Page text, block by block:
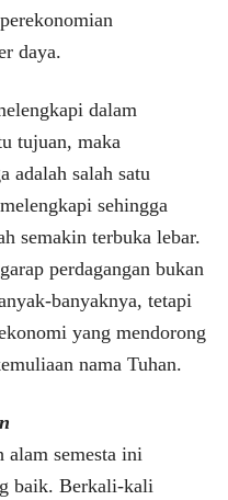
daya.
dalam
tujuan, maka
adalah salah satu
sehingga
semakin terbuka lebar.
perdagangan bukan
banyaknya, tetapi
yang mendorong
nama Tuhan.
semesta ini
baik. Berkali-kali